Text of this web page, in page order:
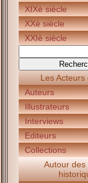
XIXè siècle
XXè siècle
XXIè siècle
Les Acteurs
Auteurs
Illustrateurs
Interviews
Editeurs
Collections
Autour des